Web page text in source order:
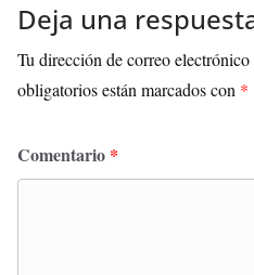
Deja una
Tu dirección de correo
obligatorios están marcados con *
Comentario *